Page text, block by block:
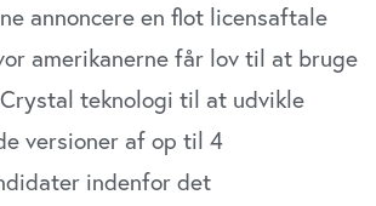
annoncere en flot licensaftale
amerikanerne får lov til at bruge
teknologi til at udvikle
versioner af op til 4
indenfor det